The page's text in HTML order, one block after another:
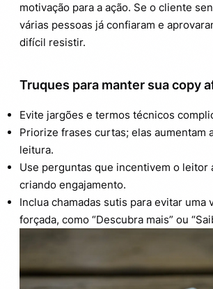
motivação para a ação. Se o cliente
várias pessoas já confiaram e
difícil resistir.
Truques para manter sua copy
Evite jargões e termos técnicos
Priorize frases curtas; elas aumentam
leitura.
Use perguntas que incentivem o leitor
criando engajamento.
Inclua chamadas sutis para evitar uma
forçada, como “Descubra mais” ou